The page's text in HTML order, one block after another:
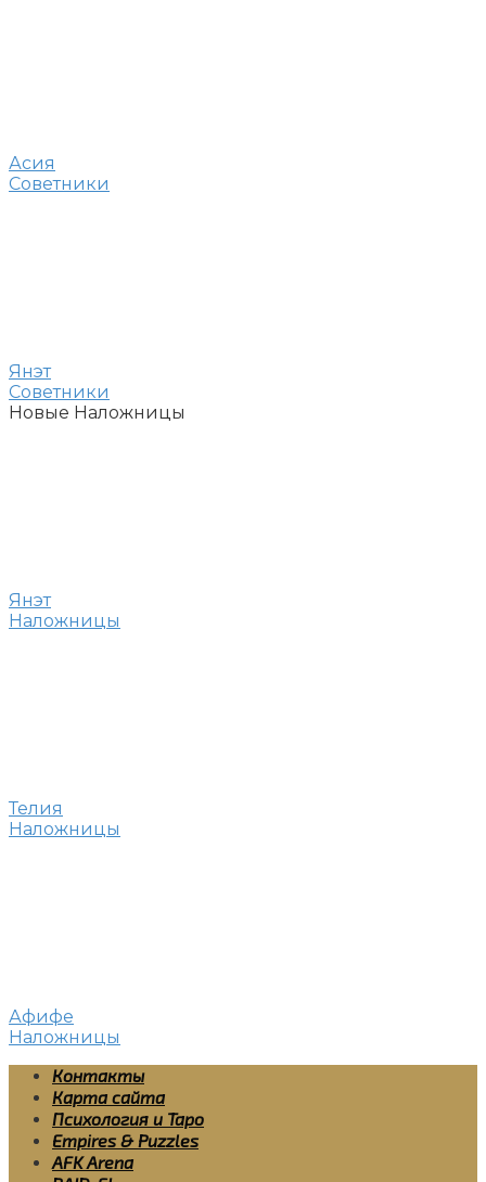
Асия
Советники
Янэт
Советники
Новые Наложницы
Янэт
Наложницы
Телия
Наложницы
Афифе
Наложницы
Контакты
Карта сайта
Психология и Таро
Empires & Puzzles
AFK Arena